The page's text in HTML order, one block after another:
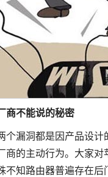
商不能说的秘密
漏洞都是因产品设计
商的主动行为。大家对
不知路由器普遍存在后